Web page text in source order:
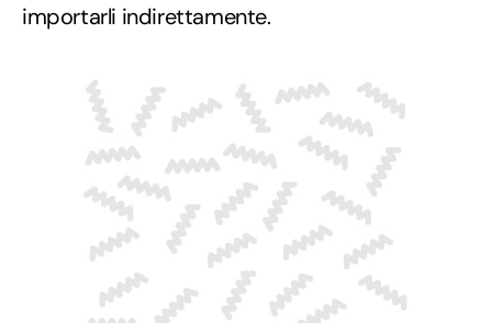
importarli indirettamente.